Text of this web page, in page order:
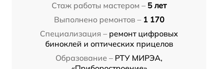
Стаж работы мастером – 5 лет
Выполнено ремонтов – 1 170
Специализация – ремонт цифровых
биноклей и оптических прицелов
Образование – РТУ МИРЭА,